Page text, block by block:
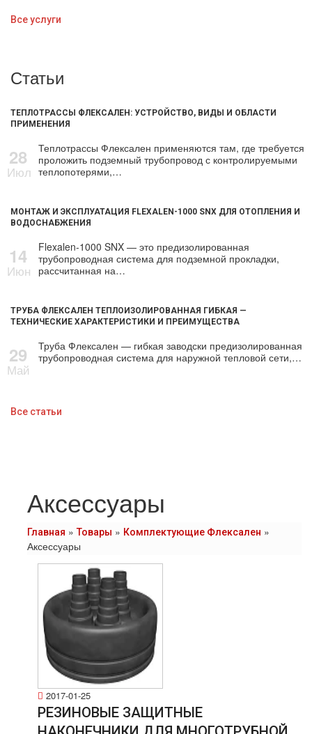
Все услуги
Статьи
ТЕПЛОТРАССЫ ФЛЕКСАЛЕН: УСТРОЙСТВО, ВИДЫ И ОБЛАСТИ
ПРИМЕНЕНИЯ
28
Июл
Теплотрассы Флексален применяются там, где требуется
проложить подземный трубопровод с контролируемыми
теплопотерями,…
МОНТАЖ И ЭКСПЛУАТАЦИЯ FLEXALEN-1000 SNX ДЛЯ ОТОПЛЕНИЯ И
ВОДОСНАБЖЕНИЯ
14
Июн
Flexalen-1000 SNX — это предизолированная
трубопроводная система для подземной прокладки,
рассчитанная на…
ТРУБА ФЛЕКСАЛЕН ТЕПЛОИЗОЛИРОВАННАЯ ГИБКАЯ —
ТЕХНИЧЕСКИЕ ХАРАКТЕРИСТИКИ И ПРЕИМУЩЕСТВА
29
Май
Труба Флексален — гибкая заводски предизолированная
трубопроводная система для наружной тепловой сети,…
Все статьи
Аксессуары
Главная »Товары » Комплектующие Флексален »
Аксессуары
2017-01-25
РЕЗИНОВЫЕ ЗАЩИТНЫЕ